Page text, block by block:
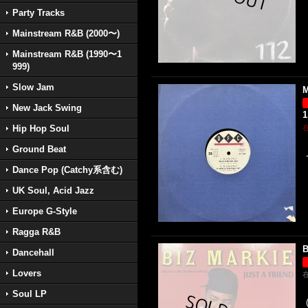
Party Tracks
Mainstream R&B (2000〜)
Mainstream R&B (1990〜1
999)
Slow Jam
New Jack Swing
Hip Hop Soul
Ground Beat
Dance Pop (Catchy系含む)
UK Soul, Acid Jazz
Europe G-Style
Ragga R&B
Dancehall
Lovers
Soul LP